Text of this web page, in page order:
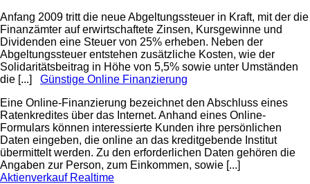
Anfang 2009 tritt die neue Abgeltungssteuer in Kraft, mit der die
Finanzämter auf erwirtschaftete Zinsen, Kursgewinne und
Dividenden eine Steuer von 25% erheben. Neben der
Abgeltungssteuer entstehen zusätzliche Kosten, wie der
Solidaritätsbeitrag in Höhe von 5,5% sowie unter Umständen
die [...] Günstige Online Finanzierung
Eine Online-Finanzierung bezeichnet den Abschluss eines
Ratenkredites über das Internet. Anhand eines Online-
Formulars können interessierte Kunden ihre persönlichen
Daten eingeben, die online an das kreditgebende Institut
übermittelt werden. Zu den erforderlichen Daten gehören die
Angaben zur Person, zum Einkommen, sowie [...]
Aktienverkauf Realtime